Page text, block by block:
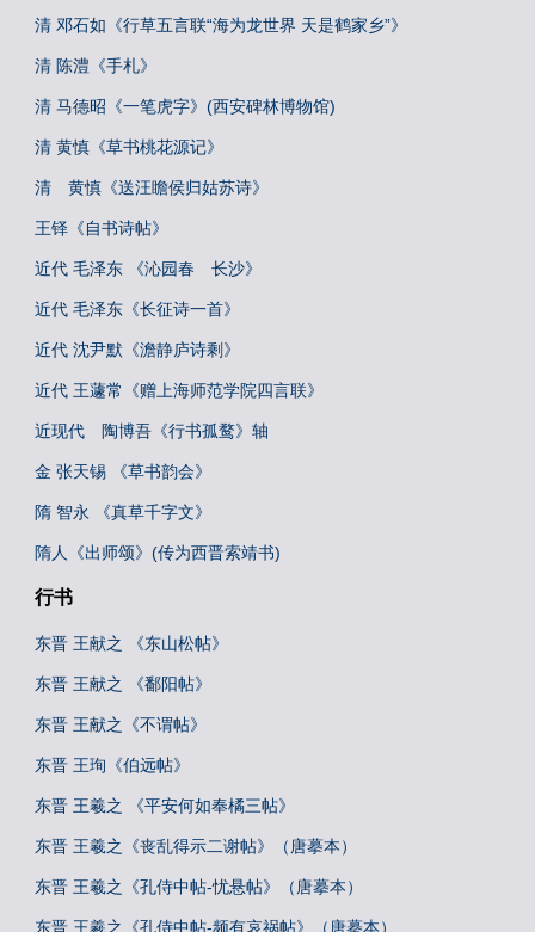
清 邓石如《行草五言联“海为龙世界 天是鹤家乡”》
清 陈澧《手札》
清 马德昭《一笔虎字》(西安碑林博物馆)
清 黄慎《草书桃花源记》
清 黄慎《送汪瞻侯归姑苏诗》
王铎《自书诗帖》
近代 毛泽东 《沁园春 长沙》
近代 毛泽东《长征诗一首》
近代 沈尹默《澹静庐诗剩》
近代 王蘧常《赠上海师范学院四言联》
近现代 陶博吾《行书孤鹜》轴
金 张天锡 《草书韵会》
隋 智永 《真草千字文》
隋人《出师颂》(传为西晋索靖书)
行书
东晋 王献之 《东山松帖》
东晋 王献之 《鄱阳帖》
东晋 王献之《不谓帖》
东晋 王珣《伯远帖》
东晋 王羲之 《平安何如奉橘三帖》
东晋 王羲之《丧乱得示二谢帖》（唐摹本）
东晋 王羲之《孔侍中帖-忧悬帖》（唐摹本）
东晋 王羲之《孔侍中帖-频有哀祸帖》（唐摹本）